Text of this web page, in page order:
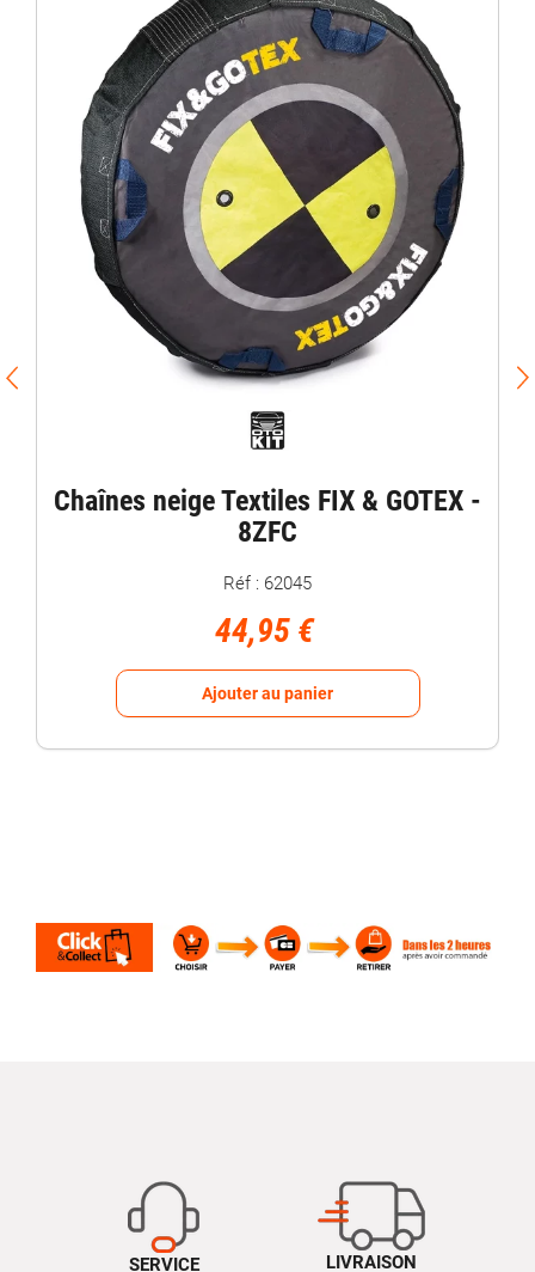
Chaînes neige Textiles FIX & GOTEX -
8ZFC
Réf : 62045
44,95 €
Ajouter au panier
SERVICE LIVRAISON